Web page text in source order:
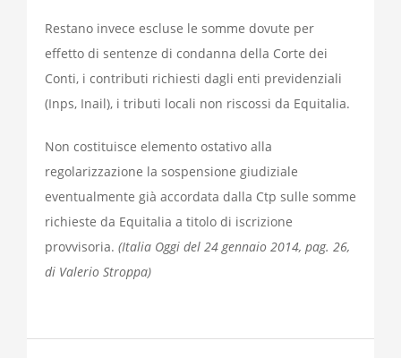
Restano invece escluse le somme dovute per
effetto di sentenze di condanna della Corte dei
Conti, i contributi richiesti dagli enti previdenziali
(Inps, Inail), i tributi locali non riscossi da Equitalia.
Non costituisce elemento ostativo alla
regolarizzazione la sospensione giudiziale
eventualmente già accordata dalla Ctp sulle somme
richieste da Equitalia a titolo di iscrizione
provvisoria. (Italia Oggi del 24 gennaio 2014, pag. 26,
di Valerio Stroppa)